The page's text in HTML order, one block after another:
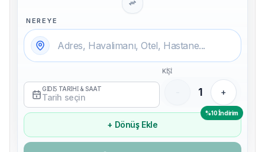
NEREYE
GİDİŞ TARİHİ & SAAT
Tarih seçin
KİŞİ
1 +
+ Dönüş Ekle
%10 İndirim